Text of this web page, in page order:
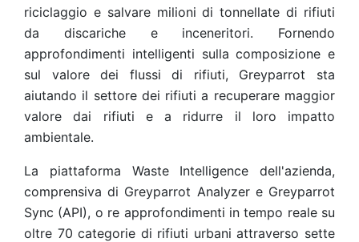
riciclaggio e salvare milioni di tonnellate di rifiuti
da discariche e inceneritori. Fornendo
approfondimenti intelligenti sulla composizione e
sul valore dei flussi di rifiuti, Greyparrot sta
aiutando il settore dei rifiuti a recuperare maggior
valore dai rifiuti e a ridurre il loro impatto
ambientale.
La piattaforma Waste Intelligence dell'azienda,
comprensiva di Greyparrot Analyzer e Greyparrot
Sync (API), o re approfondimenti in tempo reale su
oltre 70 categorie di rifiuti urbani attraverso sette